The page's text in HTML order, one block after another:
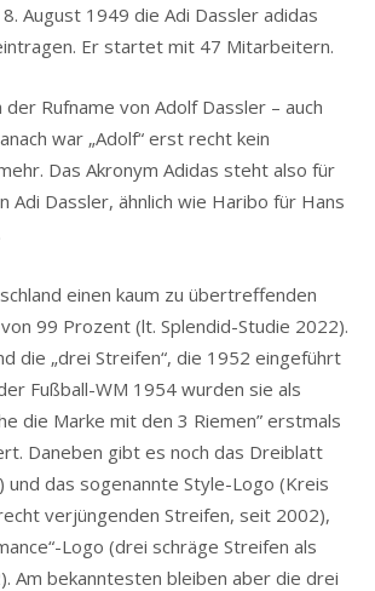
August 1949 die Adi Dassler adidas
Er startet mit 47 Mitarbeitern.
Rufname von Adolf Dassler – auch
war „Adolf“ erst recht kein
Das Akronym Adidas steht also für
Adi Dassler, ähnlich wie Haribo für Hans
einen kaum zu übertreffenden
99 Prozent (lt. Splendid-Studie 2022).
die „drei Streifen“, die 1952 eingeführt
Fußball-WM 1954 wurden sie als
die Marke mit den 3 Riemen” erstmals
Daneben gibt es noch das Dreiblatt
das sogenannte Style-Logo (Kreis
verjüngenden Streifen, seit 2002),
Logo (drei schräge Streifen als
Am bekanntesten bleiben aber die drei